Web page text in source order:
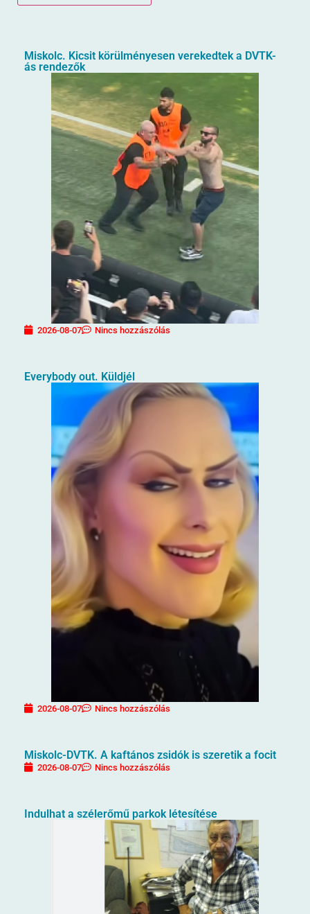
Miskolc. Kicsit körülményesen verekedtek a DVTK-
ás rendezők
2026-08-07 Nincs hozzászólás
Everybody out. Küldjél
2026-08-07 Nincs hozzászólás
Miskolc-DVTK. A kaftános zsidók is szeretik a focit
2026-08-07 Nincs hozzászólás
Indulhat a szélerőmű parkok létesítése